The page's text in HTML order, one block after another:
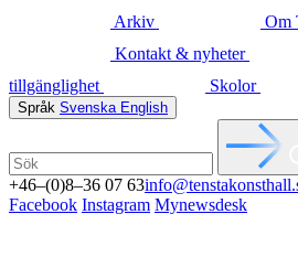
Arkiv
Om
Kontakt & nyheter
tillgänglighet
Skolor
Språk Svenska English
+46–(0)8–36 07 63
Facebook Instagram Mynewsdesk